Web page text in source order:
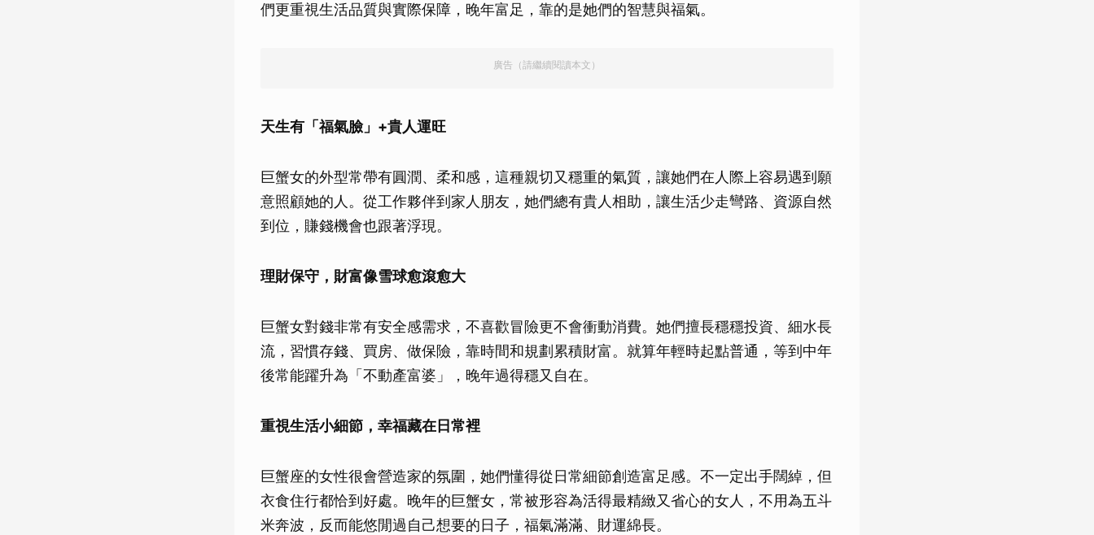
們更重視生活品質與實際保障，晚年富足，靠的是她們的智慧與福氣。
廣告（請繼續閱讀本文）
天生有「福氣臉」+貴人運旺
巨蟹女的外型常帶有圓潤、柔和感，這種親切又穩重的氣質，讓她們在人際上容易遇到願
意照顧她的人。從工作夥伴到家人朋友，她們總有貴人相助，讓生活少走彎路、資源自然
到位，賺錢機會也跟著浮現。
理財保守，財富像雪球愈滾愈大
巨蟹女對錢非常有安全感需求，不喜歡冒險更不會衝動消費。她們擅長穩穩投資、細水長
流，習慣存錢、買房、做保險，靠時間和規劃累積財富。就算年輕時起點普通，等到中年
後常能躍升為「不動產富婆」，晚年過得穩又自在。
重視生活小細節，幸福藏在日常裡
巨蟹座的女性很會營造家的氛圍，她們懂得從日常細節創造富足感。不一定出手闊綽，但
衣食住行都恰到好處。晚年的巨蟹女，常被形容為活得最精緻又省心的女人，不用為五斗
米奔波，反而能悠閒過自己想要的日子，福氣滿滿、財運綿長。
取消